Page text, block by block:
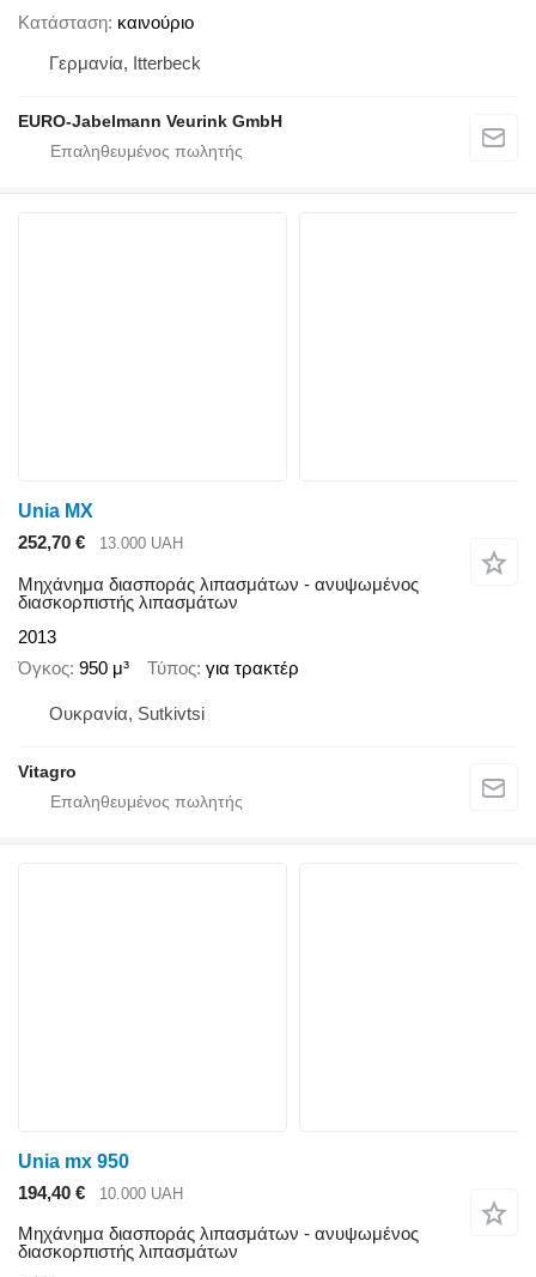
Κατάσταση καινούριο
Γερμανία, Itterbeck
EURO-Jabelmann Veurink GmbH
Unia MX
252,70 €
13.000 UAH
Μηχάνημα διασποράς λιπασμάτων - ανυψωμένος
διασκορπιστής λιπασμάτων
2013
Όγκος 950 μ³ Τύπος για τρακτέρ
Ουκρανία, Sutkivtsi
Vitagro
Unia mx 950
194,40 €
10.000 UAH
Μηχάνημα διασποράς λιπασμάτων - ανυψωμένος
διασκορπιστής λιπασμάτων